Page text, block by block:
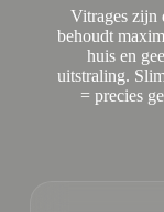
Vitrages zijn
behoudt
huis en
uitstraling.
= precies